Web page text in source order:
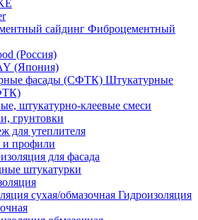
Фиброцементный
(Россия)
(Япония)
Штукатурные
штукатурно-клеевые смеси
грунтовки
для утеплителя
и профили
для фасада
штукатурки
Гидроизоляция